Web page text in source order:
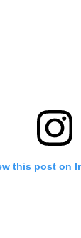
this post on